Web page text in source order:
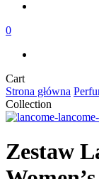
Menu
search
account
0
CartClose
Cart
Strona główna
Collection
Zestaw